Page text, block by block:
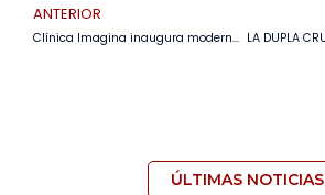
ANTERIOR
Clínica Imagina inaugura moderna sucursal con enfoque en tecnología y confort
ÚLTIMAS NOTICIAS